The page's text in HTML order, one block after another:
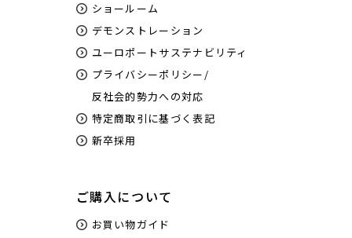
ショールーム
デモンストレーション
ユーロポートサステナビリティ
プライバシーポリシー/
反社会的勢力への対応
特定商取引に基づく表記
新卒採用
ご購入について
お買い物ガイド